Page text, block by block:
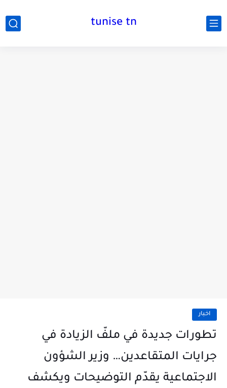
tunise tn
اخبار
تطورات جديدة في ملفّ الزيادة في
جرايات المتقاعدين… وزير الشؤون
الاجتماعية يقدّم التوضيحات ويكشف